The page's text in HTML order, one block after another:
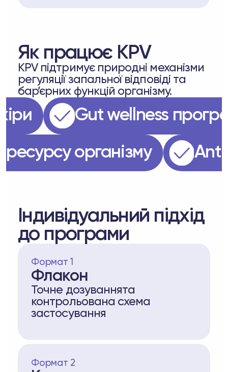
Як працює KPV
KPV підтримує природні механізми
регуляції запальної відповіді та
бар’єрних функцій організму.
Gut wellness
ресурсу організму
Індивідуальний підхід
до програми
Формат 1
Флакон
Точне дозуваннята
контрольована схема
застосування
Формат 2